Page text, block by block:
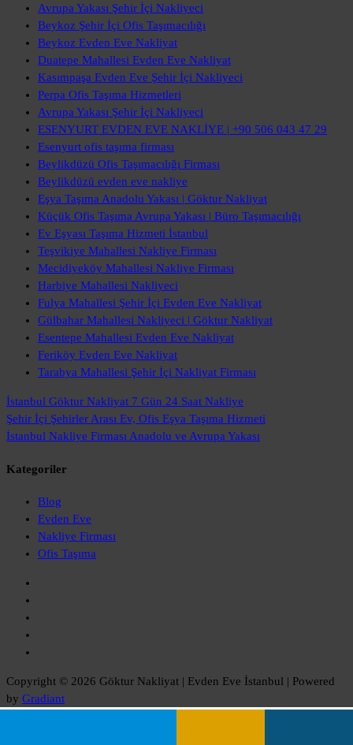
Avrupa Yakası Şehir İçi Nakliyeci
Beykoz Şehir İçi Ofis Taşımacılığı
Beykoz Evden Eve Nakliyat
Duatepe Mahallesi Evden Eve Nakliyat
Kasımpaşa Evden Eve Şehir İçi Nakliyeci
Perpa Ofis Taşıma Hizmetleri
Avrupa Yakası Şehir İçi Nakliyeci
ESENYURT EVDEN EVE NAKLİYE | +90 506 043 47 29
Esenyurt ofis taşıma firması
Beylikdüzü Ofis Taşımacılığı Firması
Beylikdüzü evden eve nakliye
Eşya Taşıma Anadolu Yakası | Göktur Nakliyat
Küçük Ofis Taşıma Avrupa Yakası | Büro Taşımacılığı
Ev Eşyası Taşıma Hizmeti İstanbul
Teşvikiye Mahallesi Nakliye Firması
Mecidiyeköy Mahallesi Nakliye Firması
Harbiye Mahallesi Nakliyeci
Fulya Mahallesi Şehir İçi Evden Eve Nakliyat
Gülbahar Mahallesi Nakliyeci | Göktur Nakliyat
Esentepe Mahallesi Evden Eve Nakliyat
Feriköy Evden Eve Nakliyat
Tarabya Mahallesi Şehir İçi Nakliyat Firması
İstanbul Göktur Nakliyat 7 Gün 24 Saat Nakliye
Şehir İçi Şehirler Arası Ev, Ofis Eşya Taşıma Hizmeti
İstanbul Nakliye Firması Anadolu ve Avrupa Yakası
Kategoriler
Blog
Evden Eve
Nakliye Firması
Ofis Taşıma
Copyright © 2026 Göktur Nakliyat | Evden Eve İstanbul | Powered
by Gradiant